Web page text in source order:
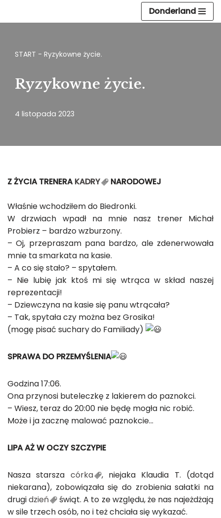
treści
Donderland
START - Ryzykowne życie.
Ryzykowne życie.
4 listopada 2023
Z ŻYCIA TRENERAKADRY NARODOWEJ
Właśnie wchodziłem do Biedronki.
W drzwiach wpadł na mnie nasz trener Michał
Probierz – bardzo wzburzony.
– Oj, przepraszam pana bardzo, ale zdenerwowała
mnie ta smarkata na kasie.
– A co się stało? – spytałem.
– Nie lubię jak ktoś mi się wtrąca w skład naszej
reprezentacji!
– Dziewczyna na kasie się panu wtrącała?
– Tak, spytała czy można bez Grosika!
(mogę pisać suchary do Familiady)
SPRAWA DO PRZEMYŚLENIA
Godzina 17:06.
Ona przynosi buteleczkę z lakierem do paznokci.
– Wiesz, teraz do 20:00 nie będę mogła nic robić.
Może i ja zacznę malować paznokcie…
LIPA AŻ W OCZY SZCZYPIE
Nasza starsza córka
, niejaka Klaudia T. (dotąd
niekarana), zobowiązała się do zrobienia sałatki na
drugidzień
świąt. A to ze względu, że nas najeżdżają
w sile trzech osób, no i też chciała się wykazać.